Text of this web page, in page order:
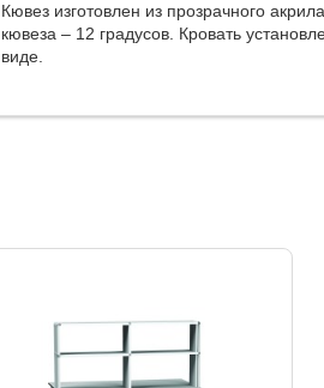
Кювез изготовлен из прозрачного
кювеза – 12 градусов. Кровать
виде.